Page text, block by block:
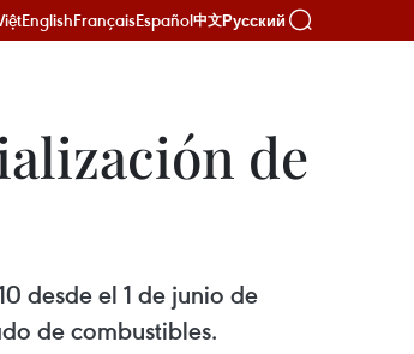
EnglishFrançaisEspañol中文Русский
de
desde el 1 de junio de
de combustibles.